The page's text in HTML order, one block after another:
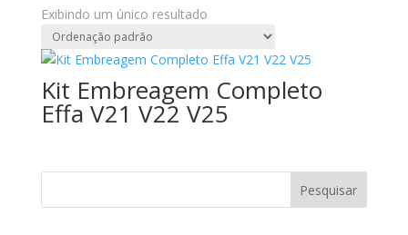
Exibindo um único resultado
Kit Embreagem Completo
Effa V21 V22 V25
Pesquisar